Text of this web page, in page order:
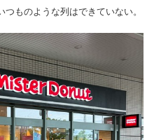
ものような列はできていない。